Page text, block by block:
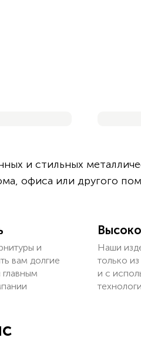
и стильных
офиса или другого
и
вам долгие
Наши
только
и с